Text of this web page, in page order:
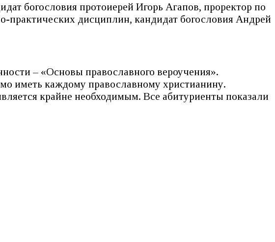
богословия протоиерей Игорь Агапов, проректор по
дисциплин, кандидат богословия Андрей
– «Основы православного вероучения».
иметь каждому православному христианину.
крайне необходимым. Все абитуриенты показали